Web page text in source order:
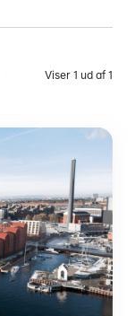
Viser 1 ud af 1